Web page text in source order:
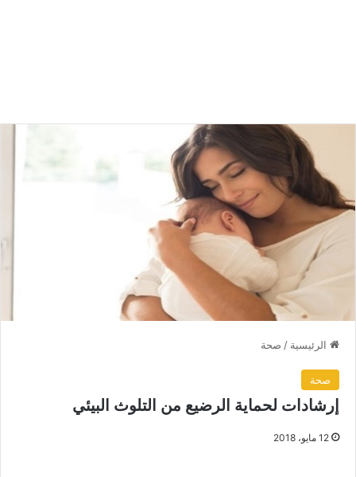
الرئيسية / صحة
صحة
إرشادات لحماية الرضيع من التلوث البيئي
12 مايو، 2018